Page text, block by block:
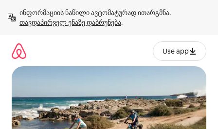
გადასვლა
თავდაპირველ ენაზე დაბრუნება.
Use app